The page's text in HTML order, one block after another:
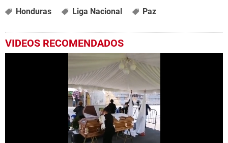
Honduras Liga Nacional Paz
VIDEOS RECOMENDADOS